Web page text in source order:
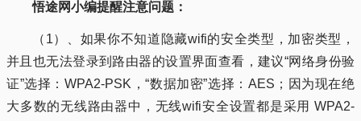
悟途网小编提醒注意问题：
（1）、如果你不知道隐藏wifi的安全类型，加密类型，
并且也无法登录到路由器的设置界面查看，建议“网络身份验
证”选择：WPA2-PSK，“数据加密”选择：AES；因为现在绝
大多数的无线路由器中，无线wifi安全设置都是采用 WPA2-